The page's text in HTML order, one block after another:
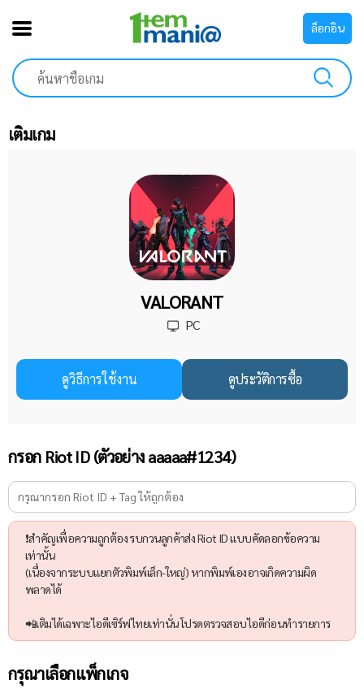
ล็อกอิน
เติมเกม
VALORANT
PC
ดูวิธีการใช้งาน ดูประวัติการซื้อ
กรอก Riot ID (ตัวอย่าง aaaaa#1234)
❗สำคัญเพื่อความถูกต้อง รบกวนลูกค้าส่ง Riot ID แบบคัดลอกข้อความ
เท่านั้น
(เนื่องจากระบบแยกตัวพิมพ์เล็ก-ใหญ่) หากพิมพ์เองอาจเกิดความผิด
พลาดได้
📲เติมได้เฉพาะไอดีเซิร์ฟไทยเท่านั่น โปรดตรวจสอบไอดีก่อนทำรายการ
กรุณาเลือกแพ็กเกจ